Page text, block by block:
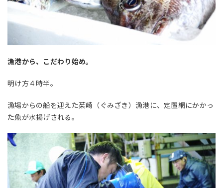
漁港から、こだわり始め。
明け方４時半。
漁場からの船を迎えた茱崎（ぐみざき）漁港に、定置網にかかっ
た魚が水揚げされる。